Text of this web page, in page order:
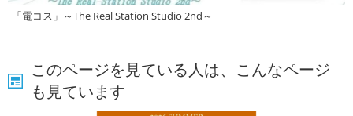
「電コス」～The Real Station Studio 2nd～
このページを見ている人は、こんなページ
も見ています